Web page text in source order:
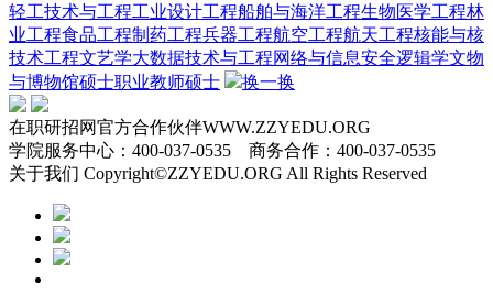
轻工技术与工程工业设计工程船舶与海洋工程生物医学工程林
业工程食品工程制药工程兵器工程航空工程航天工程核能与核
技术工程文艺学大数据技术与工程网络与信息安全逻辑学文物
与博物馆硕士职业教师硕士 换一换
在职研招网官方合作伙伴WWW.ZZYEDU.ORG
学院服务中心：400-037-0535 商务合作：400-037-0535
关于我们 Copyright©ZZYEDU.ORG All Rights Reserved